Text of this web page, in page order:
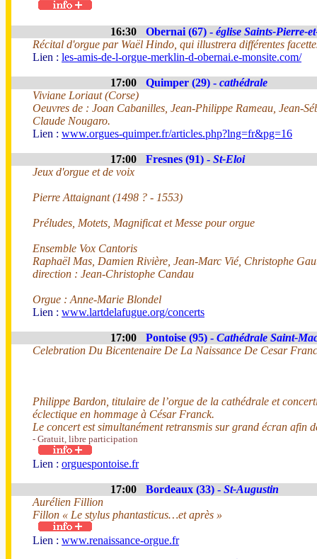
16:30 Obernai (67) - église Saints-Pierre-
Récital d'orgue par Waël Hindo, qui illustrera différentes
Lien : les-amis-de-l-orgue-merklin-d-obernai.e-monsite.com/
17:00 Quimper (29) - cathédrale
Viviane Loriaut (Corse)
Oeuvres de : Joan Cabanilles, Jean-Philippe Rameau, Jean-
Claude Nougaro.
Lien : www.orgues-quimper.fr/articles.php?lng=fr&pg=16
17:00 Fresnes (91) - St-Eloi
Jeux d'orgue et de voix
Pierre Attaignant (1498 ? - 1553)
Préludes, Motets, Magnificat et Messe pour orgue
Ensemble Vox Cantoris
Raphaël Mas, Damien Rivière, Jean-Marc Vié, Christophe
direction : Jean-Christophe Candau
Orgue : Anne-Marie Blondel
Lien : www.lartdelafugue.org/concerts
17:00 Pontoise (95) - Cathédrale Saint-
Celebration Du Bicentenaire De La Naissance De Cesar
Philippe Bardon, titulaire de l’orgue de la cathédrale et
éclectique en hommage à César Franck.
Le concert est simultanément retransmis sur grand écran afin
- Gratuit, libre participation
Lien : orguespontoise.fr
17:00 Bordeaux (33) - St-Augustin
Aurélien Fillion
Fillon « Le stylus phantasticus…et après »
Lien : www.renaissance-orgue.fr